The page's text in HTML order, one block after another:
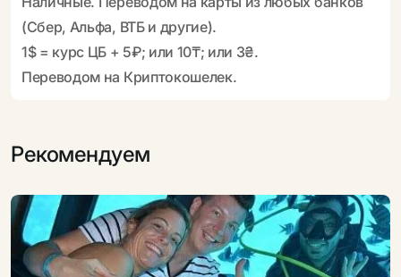
(Сбер, Альфа, ВТБ и другие).
1$ = курс ЦБ + 5₽; или 10₸; или 3₴.
Переводом на Криптокошелек.
Рекомендуем